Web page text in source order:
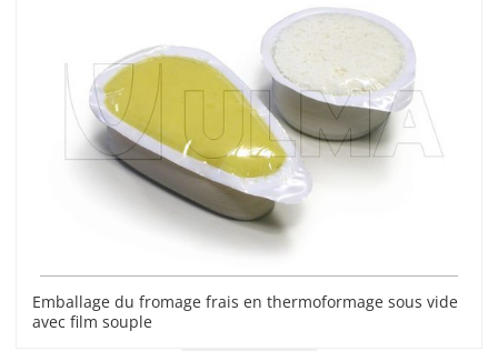
Emballage du fromage frais en thermoformage sous vide
avec film souple